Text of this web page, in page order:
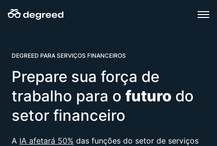
DEGREED PARA SERVIÇOS FINANCEIROS
Prepare sua força de
trabalho para o futuro do
setor financeiro
A IA afetará 50% das funções do setor de serviços